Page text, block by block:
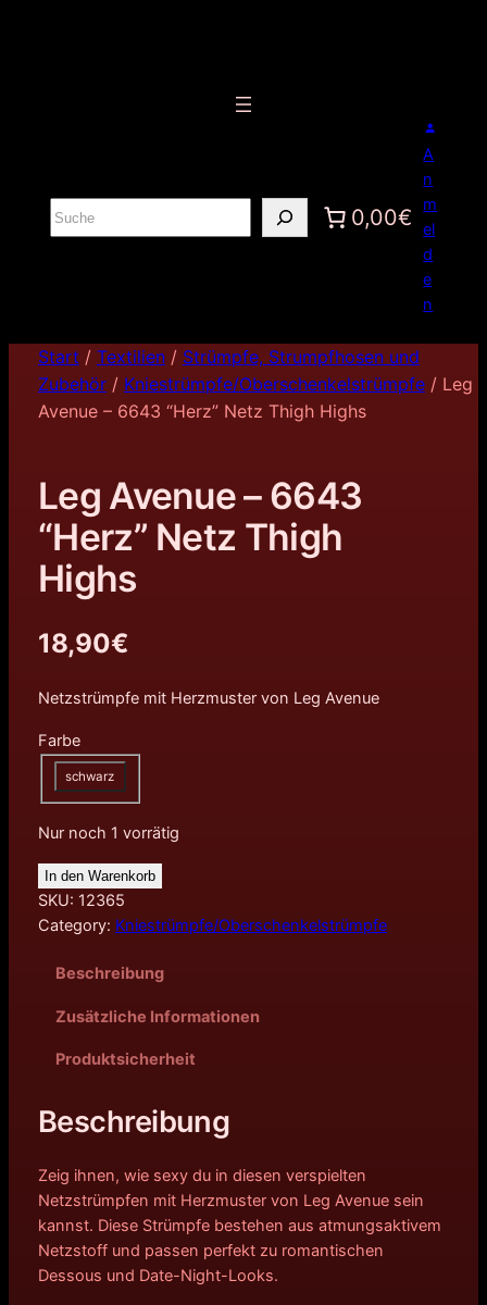
S
u
0,00€
A
n
m
el
d
e
n
Start / Textilien/ Strümpfe, Strumpfhosen und
Zubehör/ Kniestrümpfe/Oberschenkelstrümpfe/ Leg
Avenue – 6643 “Herz” Netz Thigh Highs
Leg Avenue – 6643
“Herz” Netz Thigh
Highs
18,90€
Netzstrümpfe mit Herzmuster von Leg Avenue
Farbe
schwarz
Nur noch 1 vorrätig
In den Warenkorb
SKU: 12365
Category: Kniestrümpfe/Oberschenkelstrümpfe
Beschreibung
Zusätzliche Informationen
Produktsicherheit
Beschreibung
Zeig ihnen, wie sexy du in diesen verspielten
Netzstrümpfen mit Herzmuster von Leg Avenue sein
kannst. Diese Strümpfe bestehen aus atmungsaktivem
Netzstoff und passen perfekt zu romantischen
Dessous und Date-Night-Looks.